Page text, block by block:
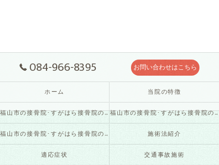
084-966-8395 お問い合わせはこちら
ホーム 当院の特徴
福山市の接骨院･すがはら接骨院の口コミ情報 福山市の接骨院･すがはら接骨院の評判
福山市の接骨院･すがはら接骨院のお客様の声 施術法紹介
適応症状 交通事故施術